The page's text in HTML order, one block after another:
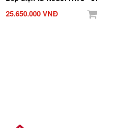
25.650.000 VNĐ